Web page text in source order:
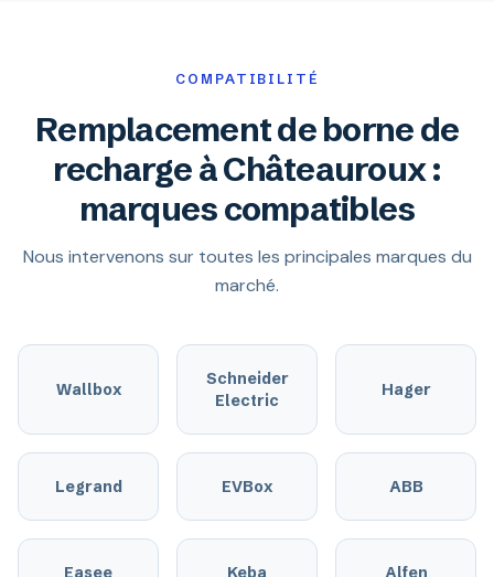
COMPATIBILITÉ
Remplacement de borne de
recharge à Châteauroux :
marques compatibles
Nous intervenons sur toutes les principales marques du
marché.
Wallbox
Schneider
Electric
Hager
Legrand EVBox ABB
Easee Keba Alfen